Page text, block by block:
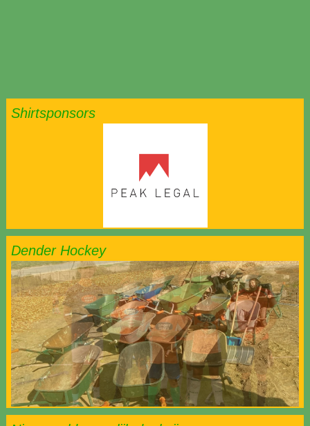
Shirtsponsors
Dender Hockey